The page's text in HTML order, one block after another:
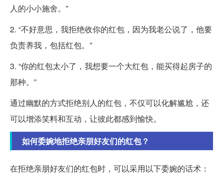
人的小小施舍。”
2. “不好意思，我拒绝收你的红包，因为我老公说了，他要
负责养我，包括红包。”
3. “你的红包太小了，我想要一个大红包，能买得起房子的
那种。”
通过幽默的方式拒绝别人的红包，不仅可以化解尴尬，还
可以增添笑料和互动，让彼此都感到愉快。
如何委婉地拒绝亲朋好友们的红包？
在拒绝亲朋好友们的红包时，可以采用以下委婉的话术：